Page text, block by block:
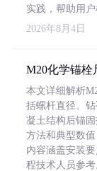
实践，帮助用
2026年8月4日
M20化学锚栓
本文详细解析
括螺杆直径、
凝土结构后锚
方法和典型数值
内容涵盖安装
程技术人员参考